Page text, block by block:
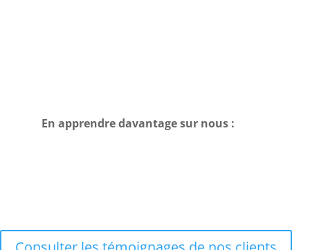
En apprendre davantage sur nous :